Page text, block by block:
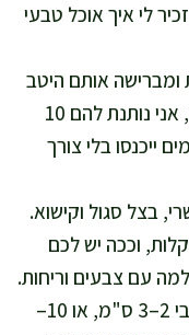
לי איך אוכל טבעי
ומברישה אותם היטב
במרינדה מכל הצדדים. אם יש זמן, אני נותנת להם 10
ייכנסו בלי צורך
בצל סגול וקישוא.
וככה יש לכם
עם צבעים וריחות.
אני אופה 8–10 דקות לנתחים בעובי 2–3 ס"מ, או 10–